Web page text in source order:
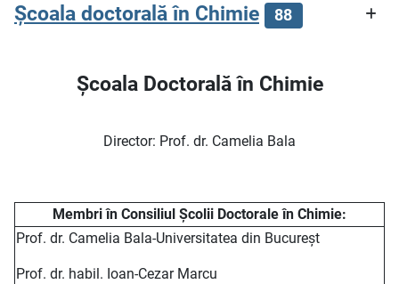
Şcoala doctorală în Chimie 88
Şcoala Doctorală în Chimie
Director: Prof. dr. Camelia Bala
Membri în Consiliul Şcolii Doctorale în Chimie:
Prof. dr. Camelia Bala-Universitatea din Bucureșt
Prof. dr. habil. Ioan-Cezar Marcu